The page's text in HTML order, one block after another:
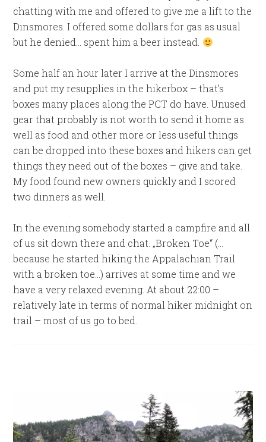
chatting with me and offered to give me a lift to the
Dinsmores. I offered some dollars for gas as usual
but he denied… spent him a beer instead.
Some half an hour later I arrive at the Dinsmores
and put my resupplies in the hikerbox – that’s
boxes many places along the PCT do have. Unused
gear that probably is not worth to send it home as
well as food and other more or less useful things
can be dropped into these boxes and hikers can get
things they need out of the boxes – give and take.
My food found new owners quickly and I scored
two dinners as well.
In the evening somebody started a campfire and all
of us sit down there and chat. „Broken Toe“ (…
because he started hiking the Appalachian Trail
with a broken toe…) arrives at some time and we
have a very relaxed evening. At about 22:00 –
relatively late in terms of normal hiker midnight on
trail – most of us go to bed.